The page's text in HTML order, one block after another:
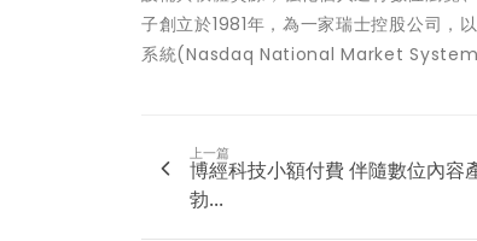
子創立於1981年，為一家瑞士控股公司
系統(Nasdaq National Market System)
上一篇
博經科技小額付費 伴隨數位內容
勃...